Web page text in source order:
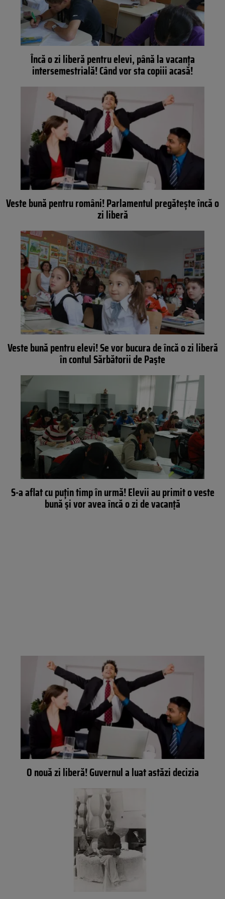
Încă o zi liberă pentru elevi, până la vacanţa
intersemestrială! Când vor sta copiii acasă!
Veste bună pentru români! Parlamentul pregăteşte încă o
zi liberă
Veste bună pentru elevi! Se vor bucura de încă o zi liberă
în contul Sărbătorii de Paşte
S-a aflat cu puţin timp în urmă! Elevii au primit o veste
bună şi vor avea încă o zi de vacanţă
O nouă zi liberă! Guvernul a luat astăzi decizia